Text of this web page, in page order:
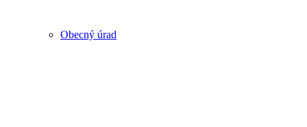
Obecný úrad